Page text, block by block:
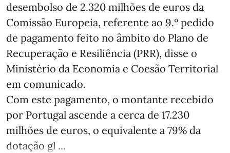
desembolso de 2.320 milhões de euros da
Comissão Europeia, referente ao 9.º pedido
de pagamento feito no âmbito do Plano de
Recuperação e Resiliência (PRR), disse o
Ministério da Economia e Coesão Territorial
em comunicado.
Com este pagamento, o montante recebido
por Portugal ascende a cerca de 17.230
milhões de euros, o equivalente a 79% da
dotação gl ...